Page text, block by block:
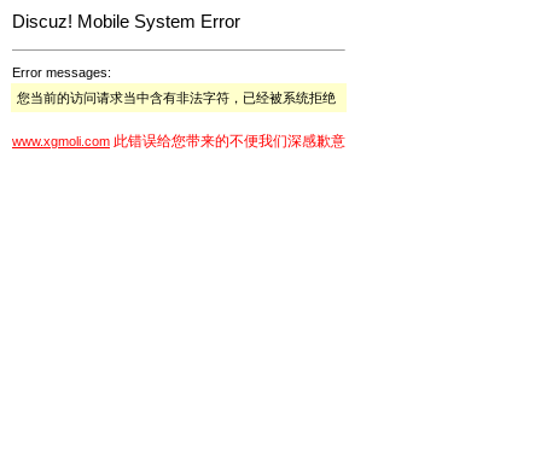
Discuz! Mobile System Error
Error messages:
您当前的访问请求当中含有非法字符，已经被系统拒绝
www.xgmoli.com 此错误给您带来的不便我们深感歉意